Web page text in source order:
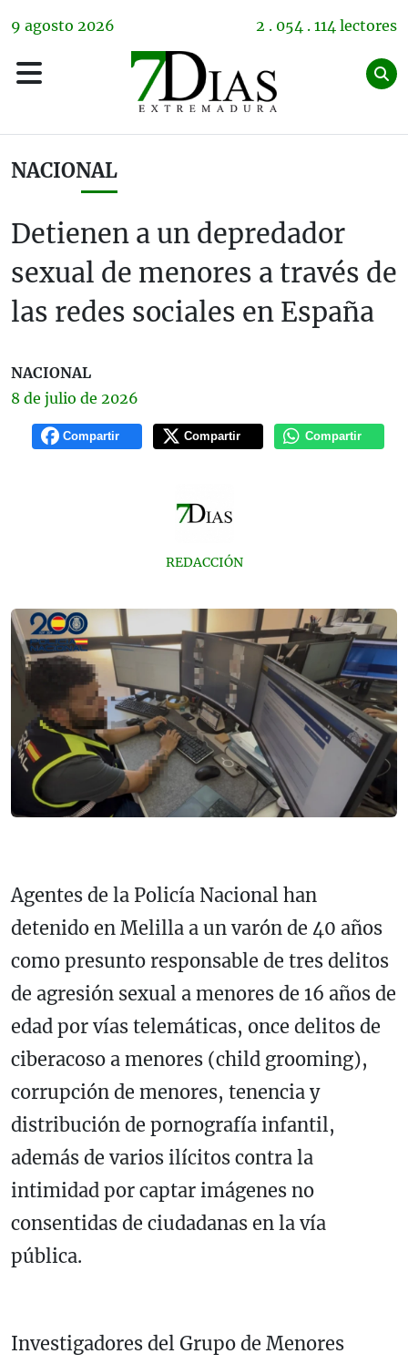
9 agosto 2026 2 . 054 . 114 lectores
NACIONAL
Detienen a un depredador
sexual de menores a través de
las redes sociales en España
NACIONAL
8 de julio de 2026
Compartir Compartir Compartir
REDACCIÓN
Agentes de la Policía Nacional han
detenido en Melilla a un varón de 40 años
como presunto responsable de tres delitos
de agresión sexual a menores de 16 años de
edad por vías telemáticas, once delitos de
ciberacoso a menores (child grooming),
corrupción de menores, tenencia y
distribución de pornografía infantil,
además de varios ilícitos contra la
intimidad por captar imágenes no
consentidas de ciudadanas en la vía
pública.
Investigadores del Grupo de Menores